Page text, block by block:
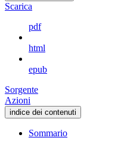
Scarica
pdf
html
epub
Sorgente
Azioni
indice dei contenuti
Sommario